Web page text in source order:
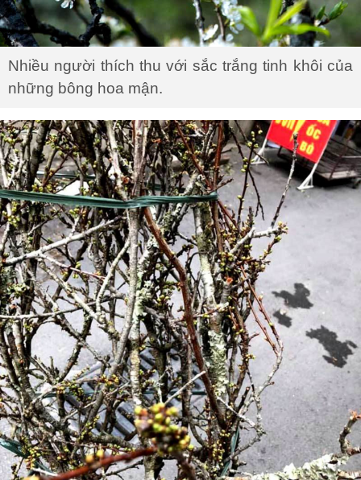
Nhiều người thích thu với sắc trắng tinh khôi của
những bông hoa mận.